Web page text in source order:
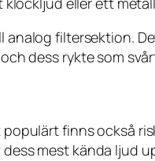
filtersektion.
dess rykte som
finns också
mest kända ljud